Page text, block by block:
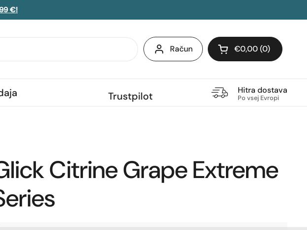
€!
Račun Odpri voziček
€0,00 0
Trustpilot Hitra dostava
Po vsej Evropi
Citrine Grape Extreme